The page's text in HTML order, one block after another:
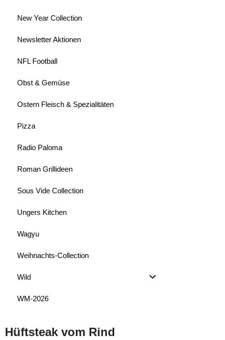
New Year Collection
Newsletter Aktionen
NFL Football
Obst & Gemüse
Ostern Fleisch & Spezialitäten
Pizza
Radio Paloma
Roman Grillideen
Sous Vide Collection
Ungers Kitchen
Wagyu
Weihnachts-Collection
Wild
WM-2026
Hüftsteak vom Rind